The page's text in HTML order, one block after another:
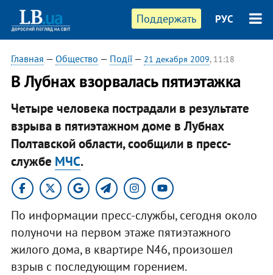
Поддержать РУС
Главная — Общество — Події— 21 декабря 2009, 11:18
В Лубнах взорвалась пятиэтажка
Четыре человека пострадали в результате
взрыва в пятиэтажном доме в Лубнах
Полтавской области, сообщили в пресс-
службе МЧС.
По информации пресс-службы, сегодня около
полуночи на первом этаже пятиэтажного
жилого дома, в квартире N46, произошел
взрыв с последующим горением.